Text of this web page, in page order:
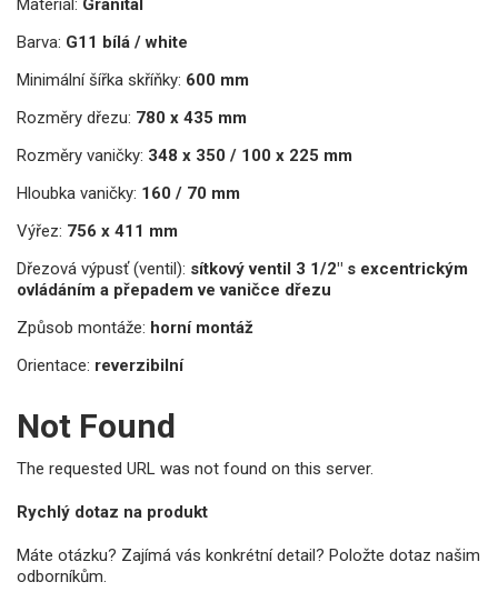
Materiál: Granital
Barva: G11 bílá / white
Minimální šířka skříňky: 600 mm
Rozměry dřezu: 780 x 435 mm
Rozměry vaničky: 348 x 350 / 100 x 225 mm
Hloubka vaničky: 160 / 70 mm
Výřez: 756 x 411 mm
Dřezová výpusť (ventil): sítkový ventil 3 1/2" s excentrickým
ovládáním a přepadem ve vaničce dřezu
Způsob montáže: horní montáž
Orientace: reverzibilní
Not Found
The requested URL was not found on this server.
Rychlý dotaz na produkt
Máte otázku? Zajímá vás konkrétní detail? Položte dotaz našim
odborníkům.